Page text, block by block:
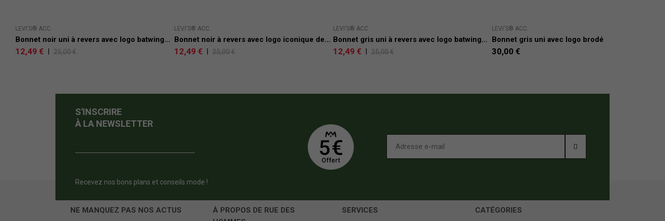
LEVI'S® ACC.
Bonnet noir uni à revers avec logo batwing...
12,49 € 25,00 €
LEVI'S® ACC.
Bonnet noir à revers avec logo iconique de...
12,49 € 25,00 €
LEVI'S® ACC.
Bonnet gris uni à revers avec logo batwing...
12,49 € 25,00 €
LEVI'S® ACC.
Bonnet gris uni avec logo brodé
30,00 €
S'INSCRIRE
À LA NEWSLETTER
Recevez nos bons plans et conseils mode !
NE MANQUEZ PAS NOS ACTUS
À PROPOS DE RUE DES
SERVICES CATÉGORIES